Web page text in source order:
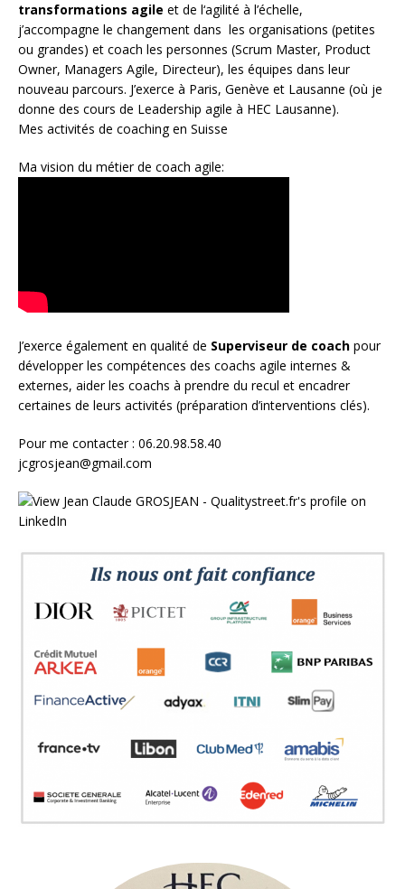
transformations agile et de l‘agilité à l’échelle,
j’accompagne le changement dans les organisations (petites
ou grandes) et coach les personnes (Scrum Master, Product
Owner, Managers Agile, Directeur), les équipes dans leur
nouveau parcours. J’exerce à Paris, Genève et Lausanne (où je
donne des cours de Leadership agile à HEC Lausanne).
Mes activités de coaching en Suisse
Ma vision du métier de coach agile:
J’exerce également en qualité de Superviseur de coach pour
développer les compétences des coachs agile internes &
externes, aider les coachs à prendre du recul et encadrer
certaines de leurs activités (préparation d’interventions clés).
Pour me contacter : 06.20.98.58.40
jcgrosjean@gmail.com